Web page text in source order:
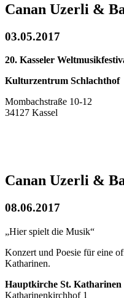
Canan Uzerli &
03.05.2017
20. Kasseler
Kulturzentrum Schlachthof
Mombachstraße 10-12
34127 Kassel
Canan Uzerli &
08.06.2017
„Hier spielt die Musik“
Konzert und Poesie für eine
Katharinen.
Hauptkirche St. Katharinen
Katharinenkirchhof 1